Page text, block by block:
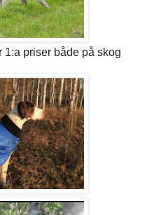
priser både på skog